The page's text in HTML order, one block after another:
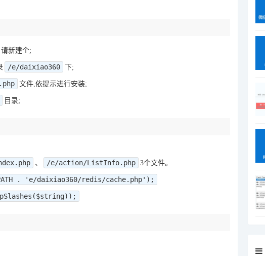
新建个;
/e/daixiao360 下;
文件,依提示进行安装;
目录;
、 /e/action/ListInfo.php 3个文件。
. 'e/daixiao360/redis/cache.php');